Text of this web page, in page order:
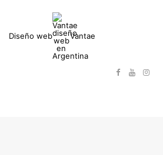
Diseño web Vantae